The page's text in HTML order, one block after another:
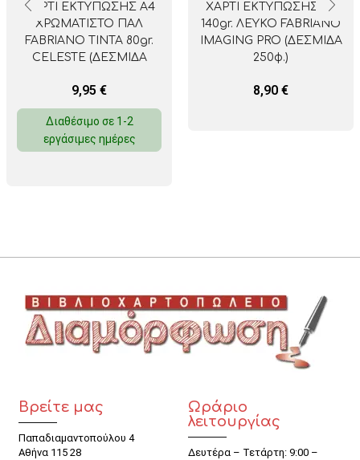
ΧΑΡΤΙ ΕΚΤΥΠΩΣΗΣ Α4
ΧΡΩΜΑΤΙΣΤΟ ΠΑΛ
FABRIANO TINTA 80gr.
CELESTE (ΔΕΣΜΙΔΑ
9,95 €
Διαθέσιμο σε 1-2
εργάσιμες ημέρες
ΧΑΡΤΙ ΕΚΤΥΠΩΣΗΣ Α4
140gr. ΛΕΥΚΟ FABRIANO
IMAGING PRO (ΔΕΣΜΙΔΑ
250φ.)
8,90 €
Βρείτε μας
Παπαδιαμαντοπούλου 4
Αθήνα 115 28
Ωράριο
λειτουργίας
Δευτέρα – Τετάρτη: 9:00 –